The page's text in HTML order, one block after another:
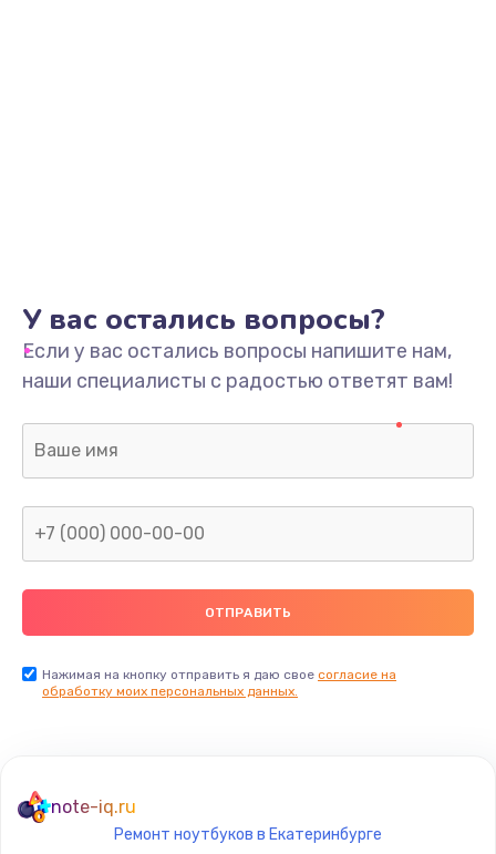
У вас остались вопросы?
Если у вас остались вопросы напишите нам,
наши специалисты с радостью ответят вам!
Нажимая на кнопку отправить я даю свое согласие на
обработку моих персональных данных.
note-iq.ru
Ремонт ноутбуков в Екатеринбурге